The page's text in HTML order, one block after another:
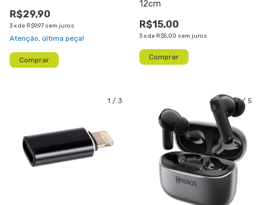
R$29,90
3xde R$9,97 sem juros
Atenção, última peça!
12cm
R$15,00
3xde R$5,00 sem juros
1 / 3 1/ 5